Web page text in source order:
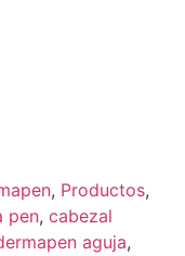
, Productos,
pen, cabezal
aguja,